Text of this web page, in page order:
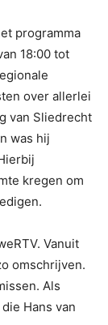
programma
18:00 tot
over allerlei
van Sliedrecht
was hij
kregen om
Vanuit
omschrijven.
Als
Hans van